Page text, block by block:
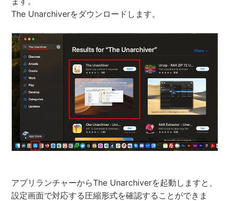
The Unarchiverをダウンロードします。
アプリランチャーからThe Unarchiverを起動しますと、
設定画面で対応する圧縮形式を確認することができま